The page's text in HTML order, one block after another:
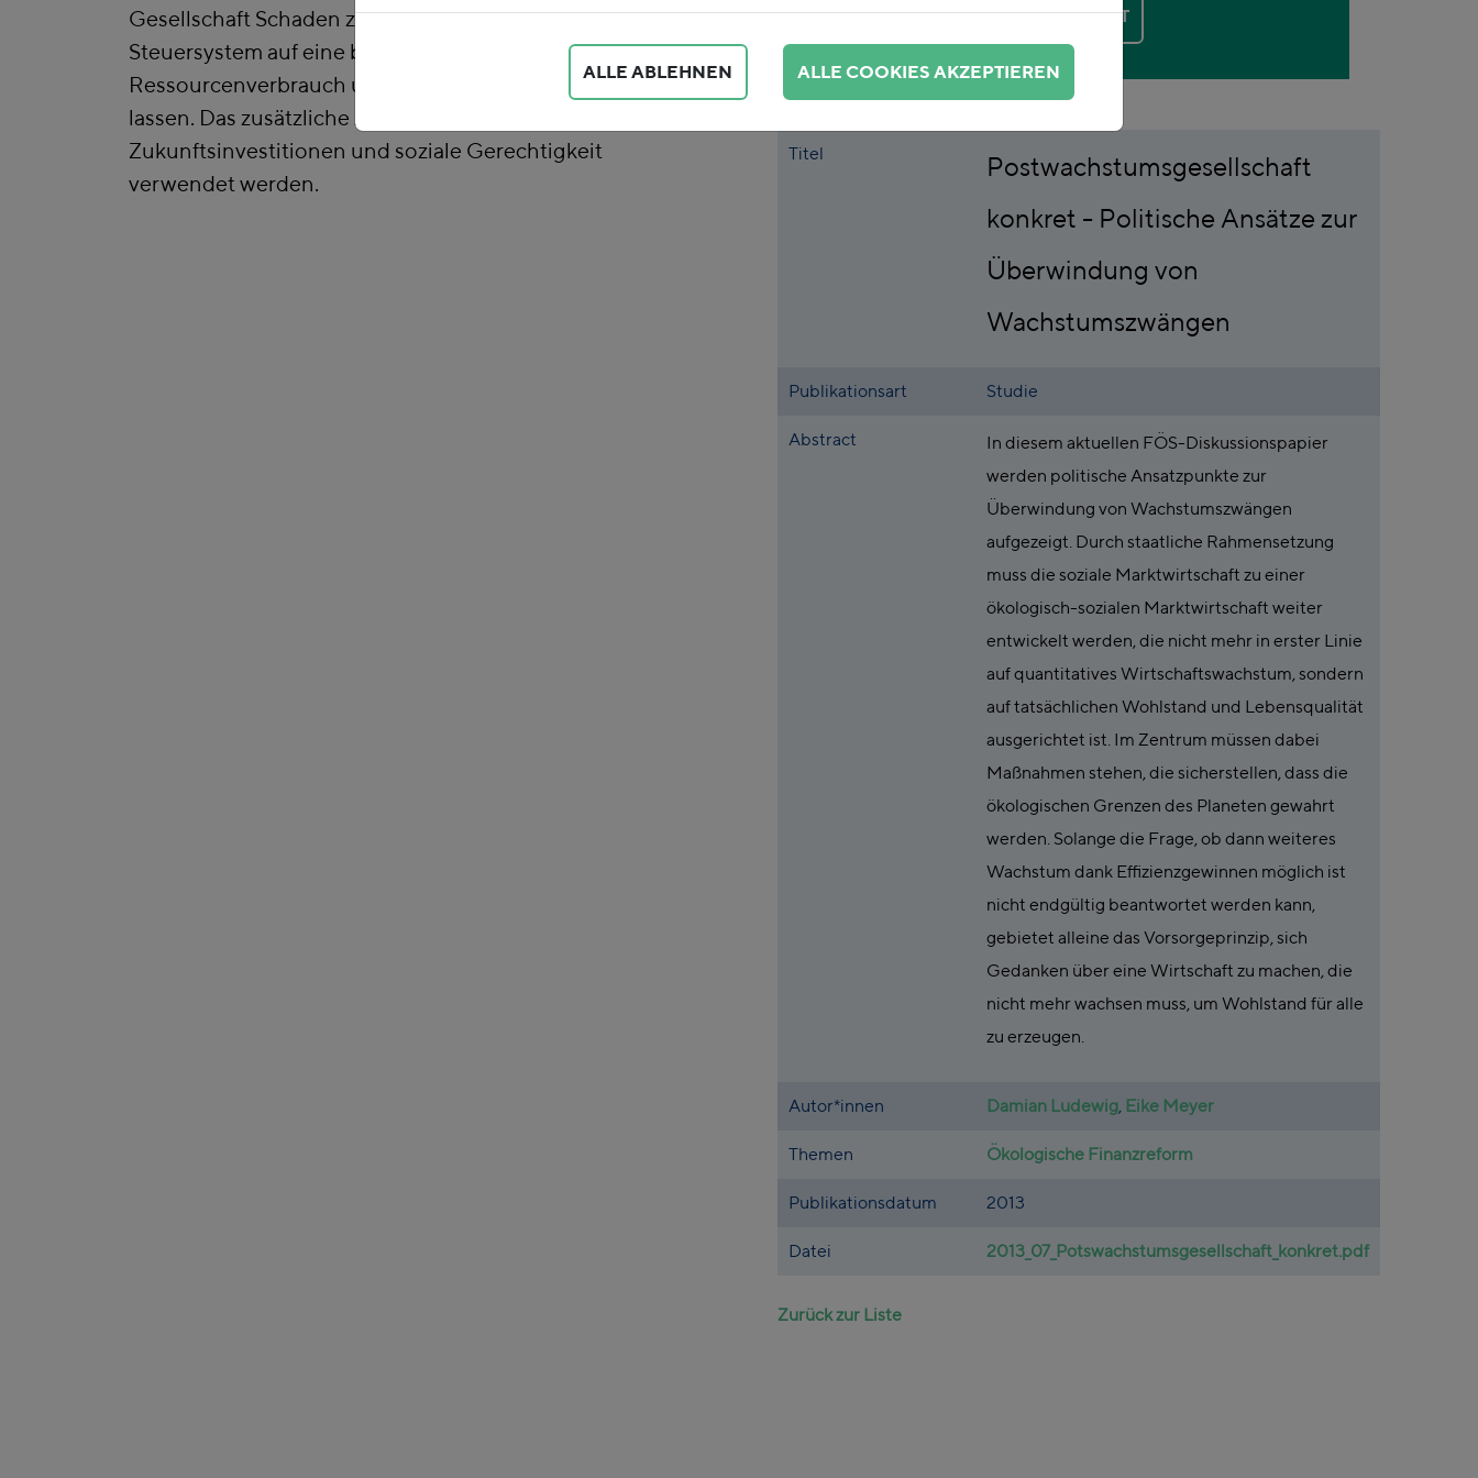
Gesellschaft Schaden zufügen, indem wir unser
Steuersystem auf eine breitere Basis stellen sowie
Ressourcenverbrauch und Klimabelastung teurer werden
lassen. Das zusätzliche Aufkommen sollte nachhaltig für
Zukunftsinvestitionen und soziale Gerechtigkeit
verwendet werden.
KONTAKT
Titel
Postwachstumsgesellschaft
konkret - Politische Ansätze zur
Überwindung von
Wachstumszwängen
Publikationsart Studie
Abstract
In diesem aktuellen FÖS-Diskussionspapier
werden politische Ansatzpunkte zur
Überwindung von Wachstumszwängen
aufgezeigt. Durch staatliche Rahmensetzung
muss die soziale Marktwirtschaft zu einer
ökologisch-sozialen Marktwirtschaft weiter
entwickelt werden, die nicht mehr in erster Linie
auf quantitatives Wirtschaftswachstum, sondern
auf tatsächlichen Wohlstand und Lebensqualität
ausgerichtet ist. Im Zentrum müssen dabei
Maßnahmen stehen, die sicherstellen, dass die
ökologischen Grenzen des Planeten gewahrt
werden. Solange die Frage, ob dann weiteres
Wachstum dank Effizienzgewinnen möglich ist
nicht endgültig beantwortet werden kann,
gebietet alleine das Vorsorgeprinzip, sich
Gedanken über eine Wirtschaft zu machen, die
nicht mehr wachsen muss, um Wohlstand für alle
zu erzeugen.
Autor*innen Damian Ludewig, Eike Meyer
Themen Ökologische Finanzreform
Publikationsdatum 2013
Datei 2013_07_Potswachstumsgesellschaft_konkret.pdf
Zurück zur Liste
ALLE ABLEHNEN ALLE COOKIES AKZEPTIEREN